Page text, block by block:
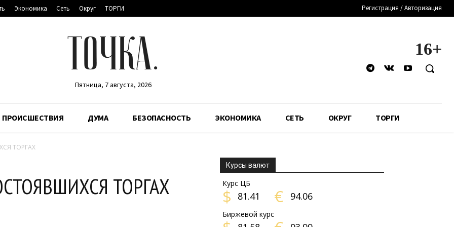
Экономика Сеть Округ ТОРГИ Регистрация / Авторизация
ТОЧКА.
Пятница, 7 августа, 2026
16+
ПРОИСШЕСТВИЯ ДУМА БЕЗОПАСНОСТЬ ЭКОНОМИКА СЕТЬ ОКРУГ ТОРГИ
ТОРГАХ
ТОРГАХ
Курсы валют
Курс ЦБ
$ 81.41 € 94.06
Биржевой курс